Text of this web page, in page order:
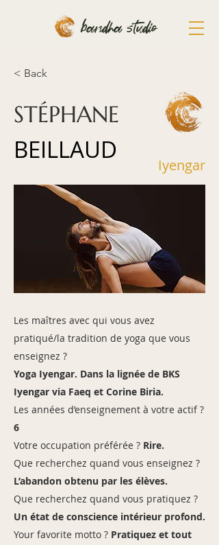
bandha studio
< Back
STÉPHANE
BEILLAUD
Iyengar
Les maîtres avec qui vous avez
pratiqué/la tradition de yoga que vous
enseignez ?
Yoga Iyengar. Dans la lignée de BKS
Iyengar via Faeq et Corine Biria.
Les années d’enseignement à votre actif ?
6
Votre occupation préférée ? Rire.
Que recherchez quand vous enseignez ?
L’abandon obtenu par les élèves.
Que recherchez quand vous pratiquez ?
Un état de conscience intérieur profond.
Your favorite motto ? Pratiquez et tout